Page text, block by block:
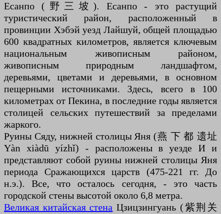
Есанпо (野三坡). Есанпо - это растущий
туристический район, расположенный в
провинции Хэбэй уезд Лайшуй, общей площадью
600 квадратных километров, является ключевым
национальным живописным районом,
живописным природным ландшафтом,
деревьями, цветами и деревьями, в основном
пещерными источниками. Здесь, всего в 100
километрах от Пекина, в последние годы является
столицей сельских путешествий за пределами
жаркого.
Руины Сяду, нижней столицы Яня (燕 下 都 遗址
Yàn xiàdū yízhǐ) - расположены в уезде И и
представляют собой руины нижней столицы Яня
периода Сражающихся царств (475-221 гг. До
н.э.). Все, что осталось сегодня, - это часть
городской стены высотой около 6,8 метра.
Великая китайская стена Цзицзингуань (紫荆关